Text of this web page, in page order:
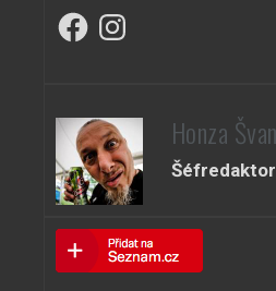
FacebookInstagram
Honza
Šéfredaktor